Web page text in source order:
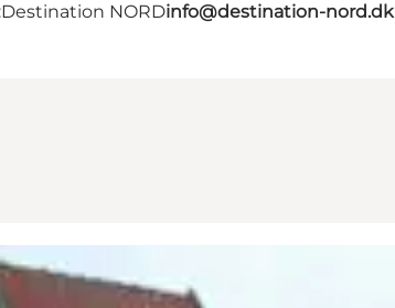
Destination NORDinfo@destination-nord.dk